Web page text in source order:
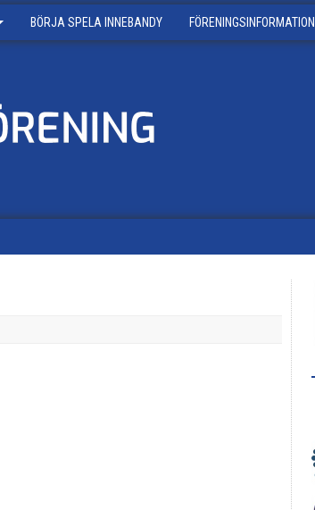
BÖRJA SPELA INNEBANDY FÖRENINGSINFORMATION